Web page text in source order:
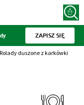
ZAPISZ SIĘ
Rolady duszone z karkówki